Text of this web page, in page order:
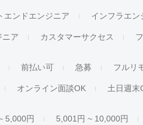
エンドエンジニア インフラエン
ニア カスタマーサクセス
前払い可 急募 フルリ
オンライン面談OK 土日週末
5,000円 5,001円 ~ 10,000円